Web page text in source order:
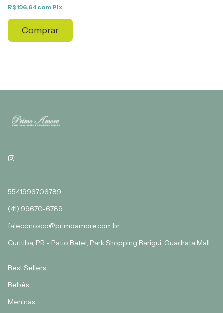
R$196,64 com Pix
Comprar
5541996706789
(41) 99670-6789
faleconosco@primoamore.com.br
Curitiba, PR - Patio Batel, Park Shopping Barigui, Quadrata Mall
Best Sellers
Bebês
Meninas